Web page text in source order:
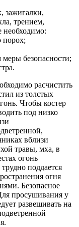
зажигалки,
трением,
необходимо:
порох;
безопасности;
расчистить
из толстых
Чтобы костер
под низко
вблизи
травы, мха, в
огонь
поддается
огня
Безопасное
просушивания у
развешивать на